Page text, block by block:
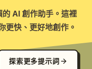
AI 創作助手。這裡
更快、更好地創作。
探索更多提示詞